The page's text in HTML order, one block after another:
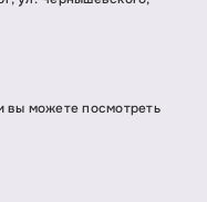
вы можете посмотреть